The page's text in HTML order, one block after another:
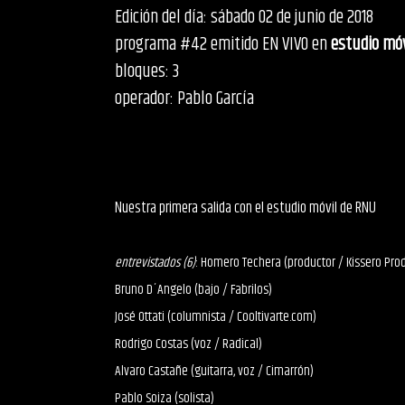
Edición del día: sábado 02 de junio de 2018
programa #42 emitido EN VIVO enestudio
bloques: 3
operador: Pablo García
Nuestra primera salida con el estudio móvil de RNU
entrevistados (6): Homero Techera (productor / Kissero
Bruno D´Angelo (bajo / Fabrilos)
José Ottati (columnista / Cooltivarte.com)
Rodrigo Costas (voz / Radical)
Alvaro Castañe (guitarra, voz / Cimarrón)
Pablo Soiza (solista)